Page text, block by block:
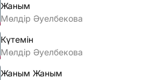
Жаным
Мөлдір Әуелбекова
Күтемін
Мөлдір Әуелбекова
Жаным Жаным